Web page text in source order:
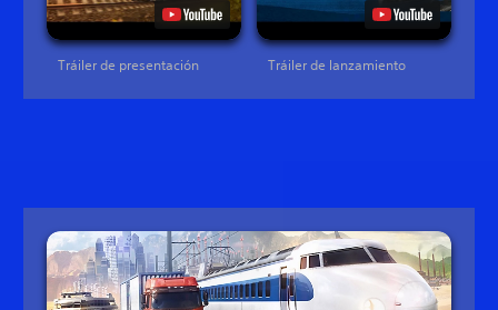
Tráiler de presentación Tráiler de lanzamiento